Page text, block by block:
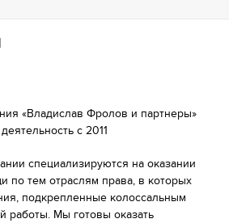
«Владислав Фролов и партнеры»
с 2011
специализируются на оказании
по тем отраслям права, в которых
подкрепленные колоссальным
работы. Мы готовы оказать